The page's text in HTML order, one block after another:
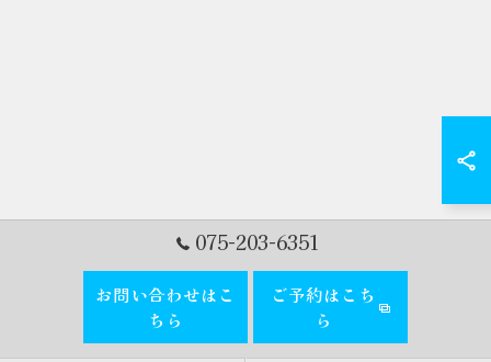
075-203-6351
お問い合わせはこ
ちら
ご予約はこち
ら